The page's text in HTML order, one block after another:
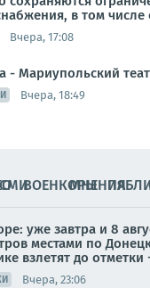
в том числе
Вчера, 17:08
- Мариупольский
Вчера, 18:49
ВОЕНКОРЫМНЕНИЯ
уже завтра и 8
местами по
взлетят до отметки
Вчера, 23:06